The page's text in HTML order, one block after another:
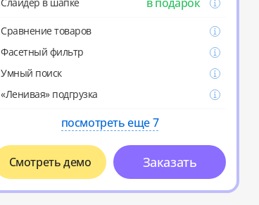
Cравнение товаров
Фасетный фильтр
Умный поиск
«Ленивая» подгрузка
посмотреть еще 7
Смотреть демо Заказать